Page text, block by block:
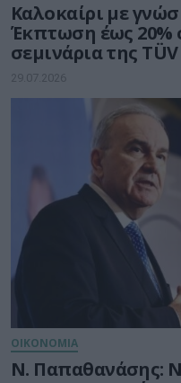
Καλοκαίρι με
Έκπτωση έως 20%
σεμινάρια της
Αύγουστο
29.07.2026
ΟΙΚΟΝΟΜΙΑ
Ν. Παπαθανάσης: